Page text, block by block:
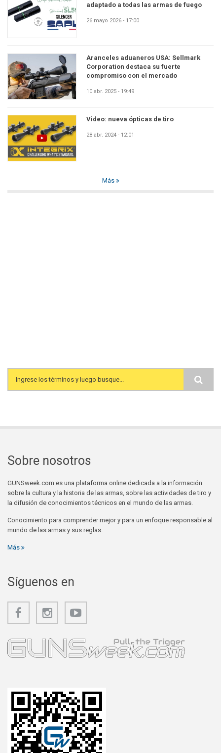
adaptado a todas las armas de fuego
26 mayo 2026 - 17:00
Aranceles aduaneros USA: Sellmark
Corporation destaca su fuerte
compromiso con el mercado
10 abr. 2025 - 19:49
Video: nueva ópticas de tiro
28 abr. 2024 - 12:01
Más
Search form
Sobre nosotros
GUNSweek.com es una plataforma online dedicada a la información
sobre la cultura y la historia de las armas, sobre las actividades de tiro y
la difusión de conocimientos técnicos en el mundo de las armas.
Conocimiento para comprender mejor y para un enfoque responsable al
mundo de las armas y sus reglas.
Más
Síguenos en